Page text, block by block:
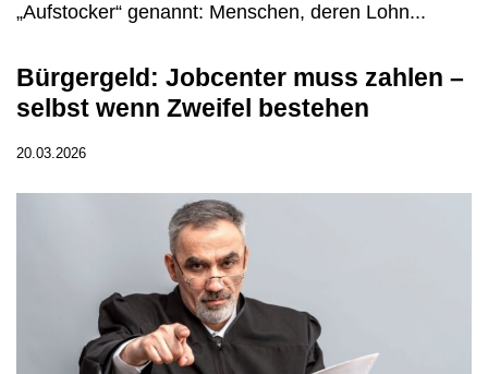
„Aufstocker“ genannt: Menschen, deren Lohn...
Bürgergeld: Jobcenter muss zahlen –
selbst wenn Zweifel bestehen
20.03.2026